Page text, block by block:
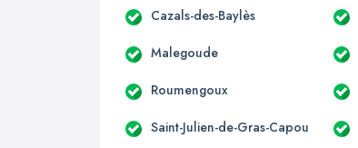
Cazals-des-Baylès
Malegoude
Roumengoux
Saint-Julien-de-Gras-Capou